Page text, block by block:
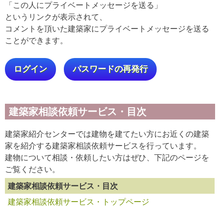
「この人にプライベートメッセージを送る」
というリンクが表示されて、
コメントを頂いた建築家にプライベートメッセージを送る
ことができます。
ログイン パスワードの再発行
建築家相談依頼サービス・目次
建築家紹介センターでは建物を建てたい方にお近くの建築
家を紹介する建築家相談依頼サービスを行っています。
建物について相談・依頼したい方はぜひ、下記のページを
ご覧ください。
建築家相談依頼サービス・目次
建築家相談依頼サービス・トップページ